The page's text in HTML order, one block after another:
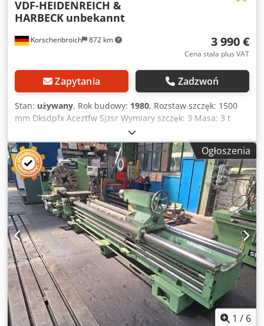
Korschenbroich 872 km
VDF-HEIDENREICH &
HARBECK unbekannt
3 990 €
Cena stała plus VAT
Zapytania Zadzwoń
Stan: używany, Rok budowy: 1980, Rozstaw szczęk: 1500
mm Dksdpfx Aceztfw Sjzsr Wymiary szczęk: 3 Masa: 3 t
Ogłoszenia
1 / 6